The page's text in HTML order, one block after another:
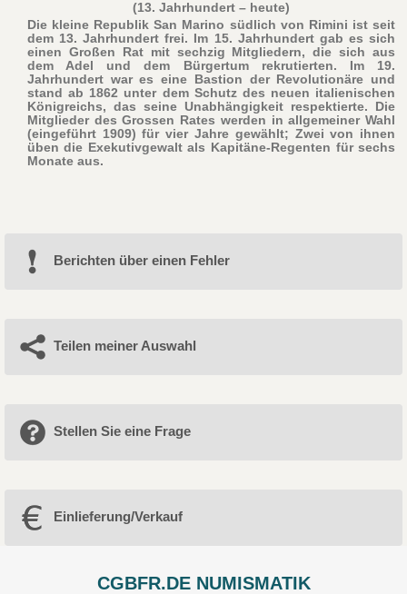
(13. Jahrhundert – heute)
Die kleine Republik San Marino südlich von Rimini ist seit
dem 13. Jahrhundert frei. Im 15. Jahrhundert gab es sich
einen Großen Rat mit sechzig Mitgliedern, die sich aus
dem Adel und dem Bürgertum rekrutierten. Im 19.
Jahrhundert war es eine Bastion der Revolutionäre und
stand ab 1862 unter dem Schutz des neuen italienischen
Königreichs, das seine Unabhängigkeit respektierte. Die
Mitglieder des Grossen Rates werden in allgemeiner Wahl
(eingeführt 1909) für vier Jahre gewählt; Zwei von ihnen
üben die Exekutivgewalt als Kapitäne-Regenten für sechs
Monate aus.
Berichten über einen Fehler
Teilen meiner Auswahl
Stellen Sie eine Frage
Einlieferung/Verkauf
CGBFR.DE NUMISMATIK